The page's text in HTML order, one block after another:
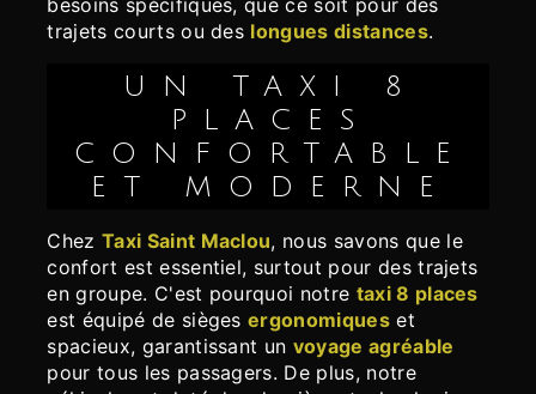
besoins spécifiques, que ce soit pour des
trajets courts ou des longues distances.
UN TAXI 8
PLACES
CONFORTABLE
ET MODERNE
Chez Taxi Saint Maclou, nous savons que le
confort est essentiel, surtout pour des trajets
en groupe. C'est pourquoi notre taxi 8 places
est équipé de siègesergonomiqueset
spacieux, garantissant un voyage agréable
pour tous les passagers. De plus, notre